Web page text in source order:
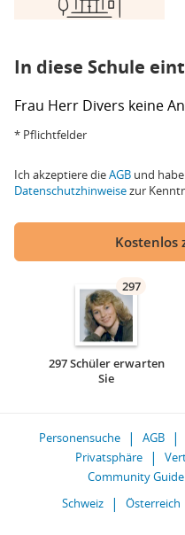
In diese Schule
Frau Herr Divers keine
* Pflichtfelder
Ich akzeptiere dieAGB und
Datenschutzhinweisezur
Kostenlos
297
297 Schüler erwarten
Sie
Personensuche AGB
Privatsphäre
Community
Schweiz
Österreich